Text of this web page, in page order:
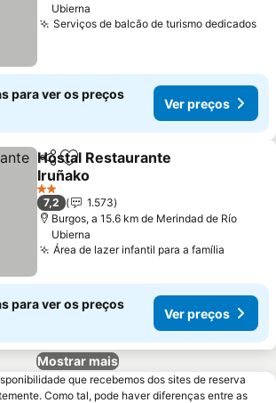
Ubierna
Serviços de balcão de turismo dedicados
para ver os preços
Ver preços
PartilharAdicionar aos favoritos
Hostal Restaurante
Iruñako
Ver preços
2 Estrelas
7,2
1.573
Burgos, a 15.6 km de Merindad de Río
Ubierna
Área de lazer infantil para a família
para ver os preços
Ver preços
Mostrar mais
que recebemos dos sites de reserva
Como tal, pode haver diferenças entre as